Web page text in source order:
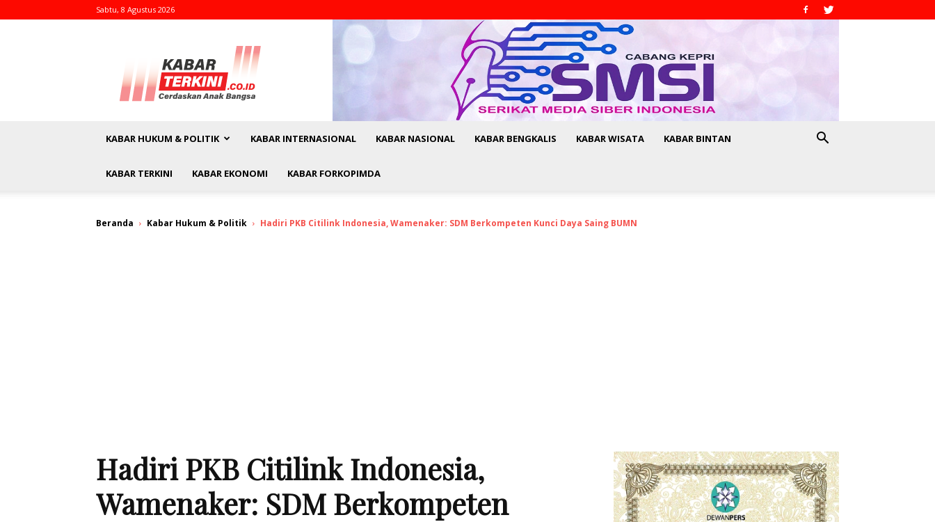
Sabtu, 8 Agustus 2026
kabarterkini.co.id
KABAR HUKUM & POLITIK KABAR INTERNASIONAL KABAR NASIONAL KABAR BENGKALIS KABAR WISATA KABAR BINTAN
KABAR TERKINI KABAR EKONOMI KABAR FORKOPIMDA
Beranda Kabar Hukum & Politik Hadiri PKB Citilink Indonesia, Wamenaker: SDM Berkompeten Kunci Daya Saing BUMN
Hadiri PKB Citilink Indonesia,
Wamenaker: SDM Berkompeten